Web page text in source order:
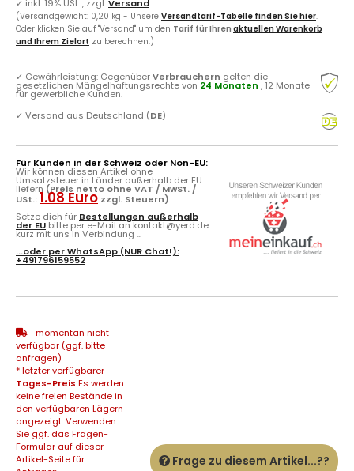
✓ inkl. 19% USt. , zzgl.Versand
(Versandgewicht: 0,20 kg - Unsere Versandtarif-Tabelle finden Sie hier.
Oder klicken Sie auf "Versand" um den Tarif für Ihren aktuellen Warenkorb
und Ihrem Zielort zu berechnen.)
✓ Gewährleistung: GegenüberVerbrauchern gelten die
gesetzlichen Mängelhaftungsrechte von 24 Monaten , 12 Monate
für gewerbliche Kunden.
✓ Versand aus Deutschland (DE)
Für Kunden in der Schweiz oder Non-EU:
Wir können diesen Artikel ohne
Umsatzsteuer in Länder außerhalb der EU
liefern (Preis netto ohne VAT / MwSt. /
USt.:1.08 Euro zzgl. Steuern) .
Setze dich für Bestellungen außerhalb
der EU bitte per e-Mail an kontakt@yerd.de
kurz mit uns in Verbindung ...
...oder perWhatsApp (NUR Chat!):
+491796159552
momentan nicht
verfügbar (ggf. bitte
anfragen)
* letzter verfügbarer
Tages-Preis Es werden
keine freien Bestände in
den verfügbaren Lägern
angezeigt. Verwenden
Sie ggf. das Fragen-
Formular auf dieser
Artikel-Seite für
Frage zu diesem Artikel...??